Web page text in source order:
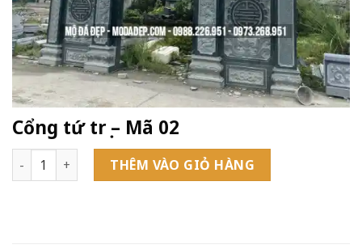
Cổng tứ trụ – Mã 02
Cổng tứ trụ - Mã 02 số lượngTHÊM VÀO GIỎ HÀNG